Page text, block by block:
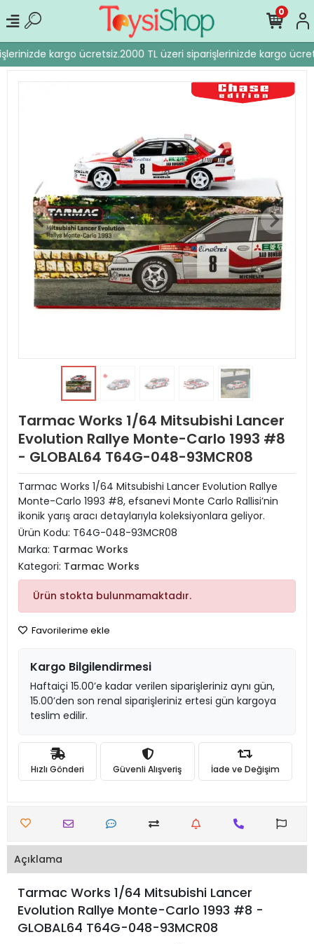
kargo ücretsiz.2000 TL üzeri siparişlerinizde kargo
0
Tarmac Works 1/64 Mitsubishi Lancer
Evolution Rallye Monte-Carlo 1993 #8
- GLOBAL64 T64G-048-93MCR08
Tarmac Works 1/64 Mitsubishi Lancer Evolution Rallye
Monte-Carlo 1993 #8, efsanevi Monte Carlo Rallisi’nin
ikonik yarış aracı detaylarıyla koleksiyonlara geliyor.
Ürün Kodu: T64G-048-93MCR08
Marka: Tarmac Works
Kategori: Tarmac Works
Ürün stokta bulunmamaktadır.
Favorilerime ekle
Kargo Bilgilendirmesi
Haftaiçi 15.00’e kadar verilen siparişleriniz aynı gün,
15.00’den son renal siparişleriniz ertesi gün kargoya
teslim edilir.
Hızlı Gönderi Güvenli Alışveriş İade ve Değişim
Açıklama
Tarmac Works 1/64 Mitsubishi Lancer
Evolution Rallye Monte-Carlo 1993 #8 -
GLOBAL64 T64G-048-93MCR08